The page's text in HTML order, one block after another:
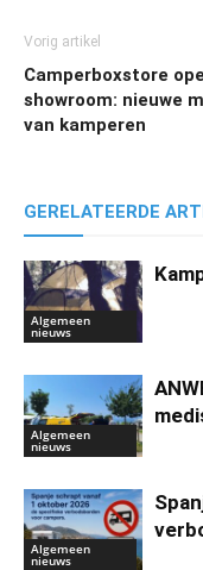
Vorig artikel
Camperboxstore
showroom: nieuwe
van kamperen
GERELATEERDE
Algemeen
nieuws
Algemeen
nieuws
Algemeen
nieuws